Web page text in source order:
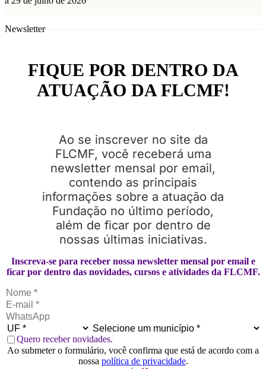
Newsletter
Inscreva-se para receber nossa newsletter mensal por email e
ficar por dentro das novidades, cursos e atividades da FLCMF.
Quero receber novidades.
Ao submeter o formulário, você confirma que está de acordo com a
nossa política de privacidade.
FIQUE POR DENTRO DA
ATUAÇÃO DA FLCMF!
Ao se inscrever no site da
FLCMF, você receberá uma
newsletter mensal por email,
contendo as principais
informações sobre a atuação da
Fundação no último período,
além de ficar por dentro de
nossas últimas iniciativas.